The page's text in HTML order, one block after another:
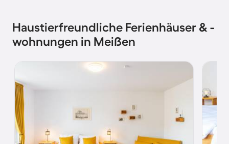
Haustierfreundliche Ferienhäuser & -
wohnungen in Meißen